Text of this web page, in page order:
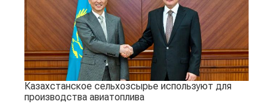
Казахстанское сельхозсырье используют для
производства авиатоплива